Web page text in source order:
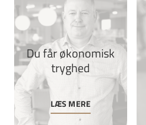
Du får økonomisk
tryghed
LÆS MERE